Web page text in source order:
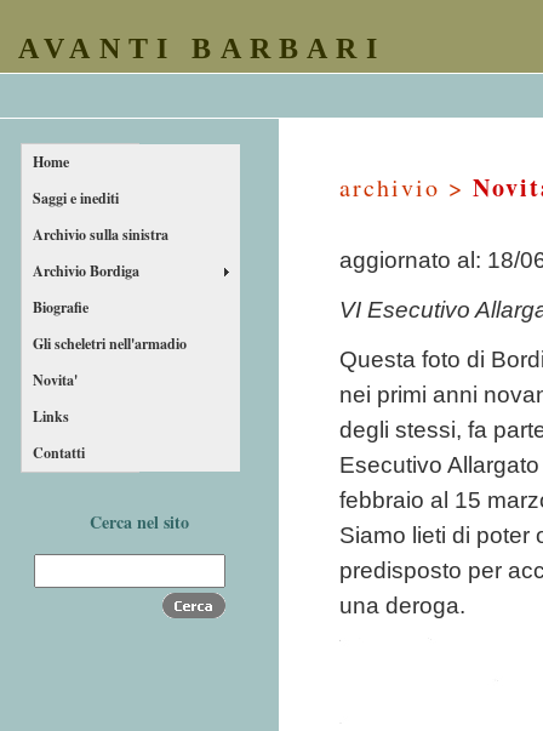
AVANTI BARBARI
Home
Saggi e inediti
Archivio sulla sinistra
Archivio Bordiga
Biografie
Gli scheletri nell'armadio
Novita'
Links
Contatti
Cerca nel sito
archivio >
aggiornato al: 18/
VI Esecutivo
Questa foto di
nei primi anni
degli stessi, fa
Esecutivo
febbraio al 15
Siamo lieti di poter
predisposto per
una deroga.